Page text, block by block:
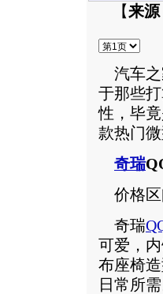
【来
汽车之
于那些
性，毕
款热门
奇瑞
价格区
奇瑞
可爱，
布座椅
日常所